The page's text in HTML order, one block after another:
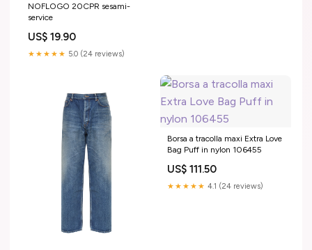
NOFLOGO 20CPR sesami-
service
US$ 19.90
★★★★★ 5.0 (24 reviews)
Borsa a tracolla maxi Extra Love
Bag Puff in nylon 106455
US$ 111.50
★★★★★ 4.1 (24 reviews)